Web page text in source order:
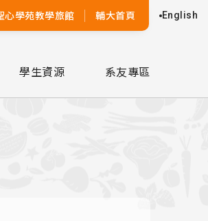
心學苑教學旅館 輔大首頁 English
學生資源 系友專區